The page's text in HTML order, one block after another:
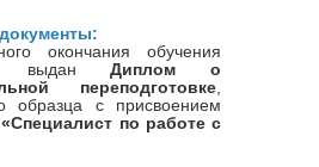
окончания обучения
выданДиплом о
переподготовке
образца с присвоением
«Специалист по работе с